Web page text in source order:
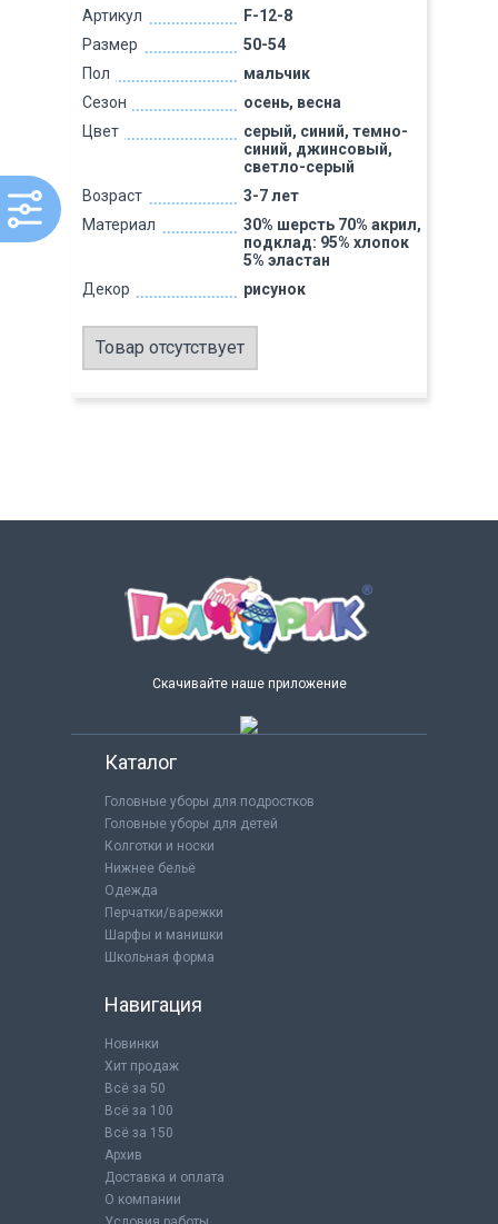
Артикул
F-12-8
Размер
50-54
Пол
мальчик
Сезон
осень, весна
Цвет
серый, синий, темно-
синий, джинсовый,
светло-серый
Возраст
3-7 лет
Материал
30% шерсть 70% акрил,
подклад: 95% хлопок
5% эластан
Декор
рисунок
Товар отсутствует
Скачивайте наше приложение
Каталог
Головные уборы для подростков
Головные уборы для детей
Колготки и носки
Нижнее бельё
Одежда
Перчатки/варежки
Шарфы и манишки
Школьная форма
Навигация
Новинки
Хит продаж
Всё за 50
Всё за 100
Всё за 150
Архив
Доставка и оплата
О компании